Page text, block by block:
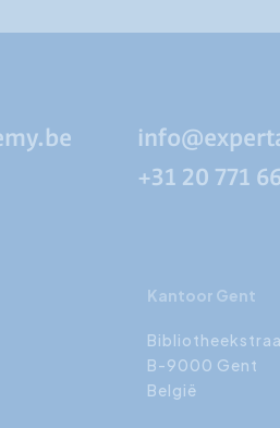
+31 20 771
Kantoor Gent
B-9000 Gent
België